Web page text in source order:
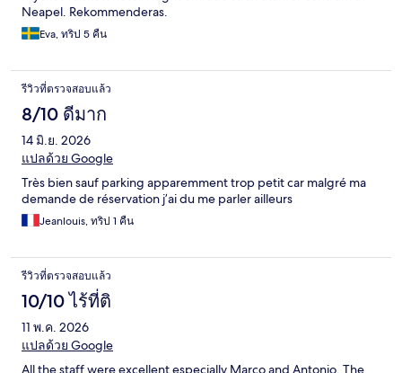
Neapel. Rekommenderas.
Eva, ทริป 5 คืน
รีวิวที่ตรวจสอบแล้ว
8/10 ดีมาก
14 มิ.ย. 2026
แปลด้วย Google
Très bien sauf parking apparemment trop petit car malgré ma
demande de réservation j’ai du me parler ailleurs
Jeanlouis, ทริป 1 คืน
รีวิวที่ตรวจสอบแล้ว
10/10 ไร้ที่ติ
11 พ.ค. 2026
แปลด้วย Google
All the staff were excellent especially Marco and Antonio. The